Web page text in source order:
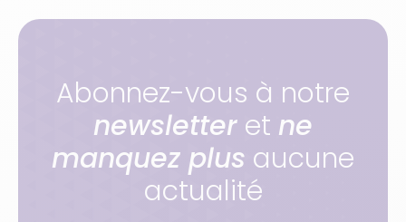
Abonnez-vous à notre
newsletter et ne
manquez plus aucune
actualité